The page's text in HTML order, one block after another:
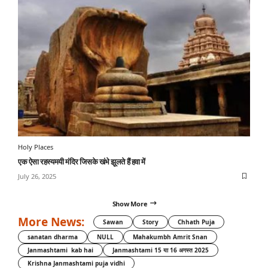
Holy Places
एक ऐसा रहस्यमयी मंदिर जिसके खंभे झूलते हैं हवा में
July 26, 2025
Show More
More News: Sawan Story
Chhath Puja
sanatan dharma
NULL
Mahakumbh Amrit Snan
Janmashtami kab hai
Janmashtami 15 या 16 अगस्त 2025
Krishna Janmashtami puja vidhi